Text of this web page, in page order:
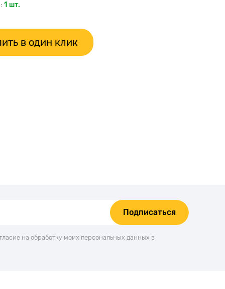
1 шт.
в один клик
Подписаться
на обработку моих персональных данных в